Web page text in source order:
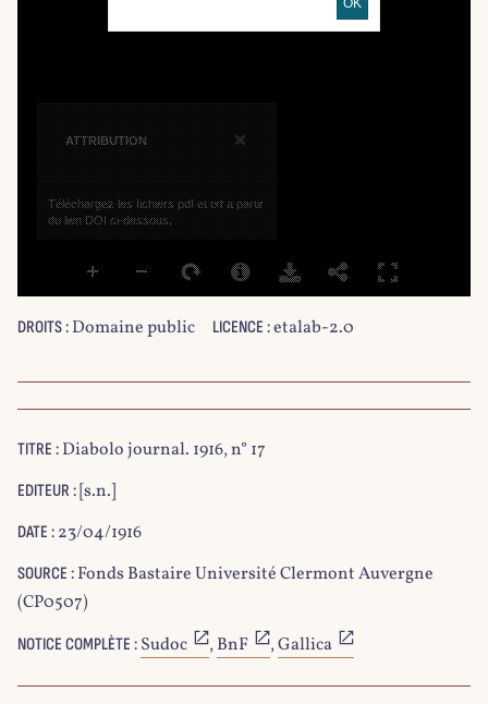
ATTRIBUTION ×
Téléchargez les fichiers pdf et txt à partir
du lien DOI ci-dessous.
DROITS : Domaine public LICENCE :etalab-2.0
TITRE : Diabolo journal. 1916, n° 17
EDITEUR :[s.n.]
DATE : 23/04/1916
SOURCE : Fonds Bastaire Université Clermont Auvergne
(CP0507)
NOTICE COMPLÈTE : Sudoc ,BnF ,Gallica